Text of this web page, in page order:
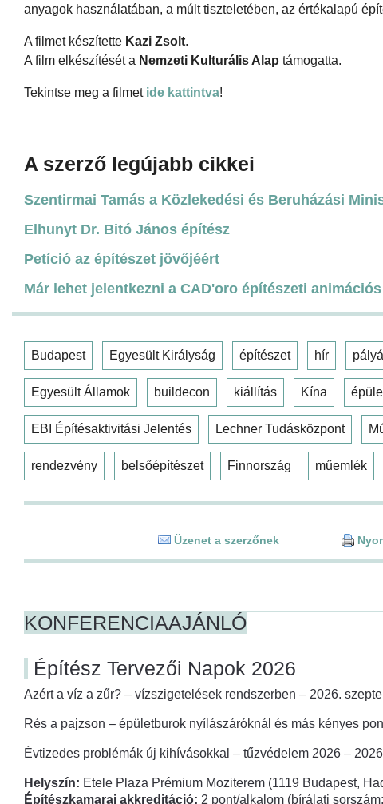
anyagok használatában, a múlt tiszteletében, az értékalapú
A filmet készítette Kazi Zsolt.
A film elkészítését a Nemzeti Kulturális Alap támogatta.
Tekintse meg a filmet ide kattintva!
A szerző legújabb cikkei
Szentirmai Tamás a Közlekedési és Beruházási
Elhunyt Dr. Bitó János építész
Petíció az építészet jövőjéért
Már lehet jelentkezni a CAD'oro építészeti
Budapest Egyesült Királyság építészet hír
Egyesült Államok buildecon kiállítás Kína
EBI Építésaktivitási Jelentés Lechner Tudásközpont
rendezvény belsőépítészet Finnország műemlék
Üzenet a szerzőnek
KONFERENCIAAJÁNLÓ
Építész Tervezői Napok 2026
Azért a víz a zűr? – vízszigetelések rendszerben – 2026.
Rés a pajzson – épületburok nyílászáróknál és más kényes
Évtizedes problémák új kihívásokkal – tűzvédelem 2026 –
Helyszín: Etele Plaza Prémium Moziterem (1119 Budapest,
Építészkamarai akkreditáció: 2 pont/alkalom (bírálati